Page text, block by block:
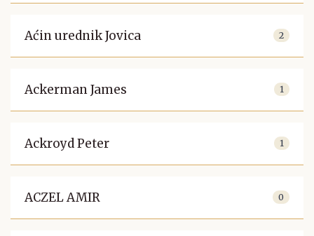
Aćin urednik Jovica 2
Ackerman James 1
Ackroyd Peter 1
ACZEL AMIR 0